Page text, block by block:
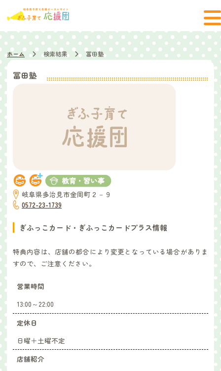
ホーム 検索結果 冨田塾
冨田塾
岐阜県多治見市金岡町２－９
0572-23-1739
ぎふっこカード・ぎふっこカードプラス情報
特典内容は、店舗の都合により変更となっている場合がありま
すので、ご注意ください。
営業時間
13:00～22:00
定休日
日曜＋土曜不定
店舗紹介